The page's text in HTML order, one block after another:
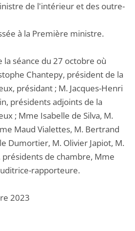
de l'intérieur et des outre-
à la Première ministre.
la séance du 27 octobre où
Chantepy, président de la
présidant ; M. Jacques-Henri
présidents adjoints de la
; Mme Isabelle de Silva, M.
Maud Vialettes, M. Bertrand
Dumortier, M. Olivier Japiot, M.
de chambre, Mme
rapporteure.
2023